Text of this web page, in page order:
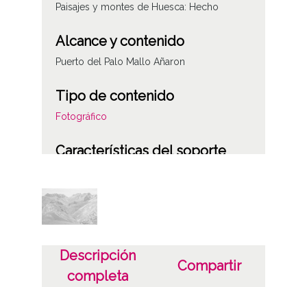
Paisajes y montes de Huesca: Hecho
Alcance y contenido
Puerto del Palo Mallo Añaron
Tipo de contenido
Fotográfico
Características del soporte
Fecha
19810914
Lugar
Puerto del Palo Mallo Añaron
Descripción
completa
Compartir